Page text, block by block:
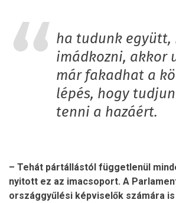
ha tudunk együtt,
imádkozni, akkor
már fakadhat a
lépés, hogy
tenni a hazáért.
– Tehát pártállástól függetlenül
nyitott ez az imacsoport. A
országgyűlési képviselők számára is